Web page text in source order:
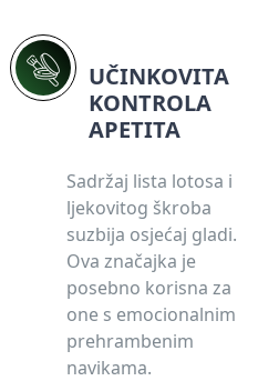
UČINKOVITA
KONTROLA
APETITA
Sadržaj lista lotosa i
ljekovitog škroba
suzbija osjećaj gladi.
Ova značajka je
posebno korisna za
one s emocionalnim
prehrambenim
navikama.